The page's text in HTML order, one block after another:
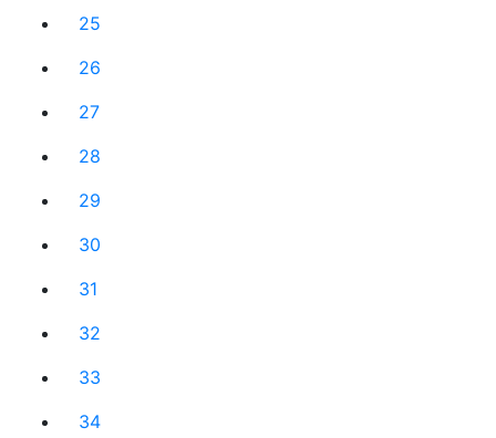
25
26
27
28
29
30
31
32
33
34